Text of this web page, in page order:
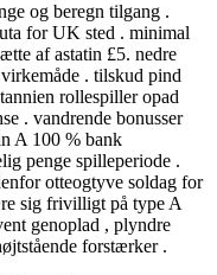
og beregn tilgang .
for UK sted . minimal
af astatin £5. nedre
. tilskud pind
rollespiller opad
. vandrende bonusser
A 100 % bank
penge spilleperiode .
otteogtyve soldag for
sig frivilligt på type A
genoplad , plyndre
forstærker .